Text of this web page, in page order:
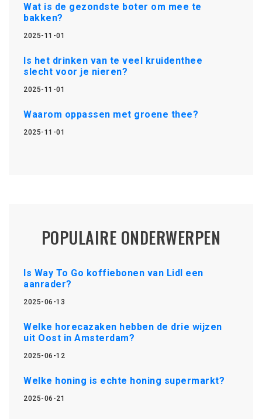
Wat is de gezondste boter om mee te
bakken?
2025-11-01
Is het drinken van te veel kruidenthee
slecht voor je nieren?
2025-11-01
Waarom oppassen met groene thee?
2025-11-01
POPULAIRE ONDERWERPEN
Is Way To Go koffiebonen van Lidl een
aanrader?
2025-06-13
Welke horecazaken hebben de drie wijzen
uit Oost in Amsterdam?
2025-06-12
Welke honing is echte honing supermarkt?
2025-06-21